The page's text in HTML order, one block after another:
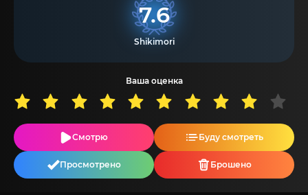
7.6
Shikimori
Ваша оценка
Смотрю Буду смотреть
Просмотрено Брошено